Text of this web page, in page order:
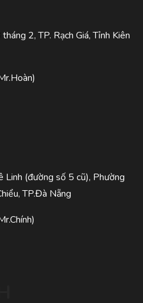
2, TP. Rạch Giá, Tỉnh Kiên
(đường số 5 cũ), Phường
TP.Đà Nẵng